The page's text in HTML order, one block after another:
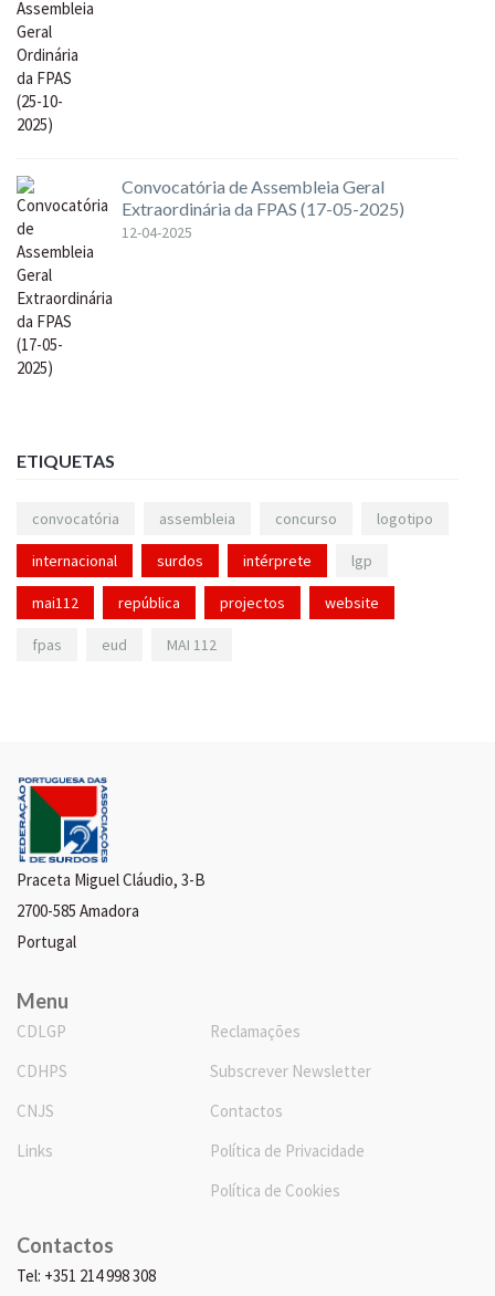
Convocatória de Assembleia Geral
Extraordinária da FPAS (17-05-2025)
12-04-2025
ETIQUETAS
convocatória assembleia concurso logotipo
internacional surdos intérprete lgp
mai112 república projectos website
fpas eud MAI 112
Praceta Miguel Cláudio, 3-B
2700-585 Amadora
Portugal
Menu
CDLGP
CDHPS
CNJS
Links
Reclamações
Subscrever Newsletter
Contactos
Política de Privacidade
Política de Cookies
Contactos
Tel: +351 214 998 308